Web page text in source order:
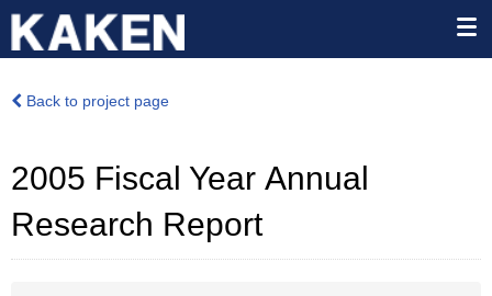
Back to project page
2005 Fiscal Year Annual
Research Report